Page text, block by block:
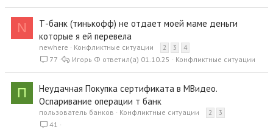
N
Т-банк (тинькофф) не отдает моей маме деньги
которые я ей перевела
newhere Конфликтные ситуации 2 3 4
77 Конфликтные ситуации
01.10.25
Игорь Ф
П
Неудачная Покупка сертификата в МВидео.
Оспаривание операции т банк
пользователь банков Конфликтные ситуации 2 3
41